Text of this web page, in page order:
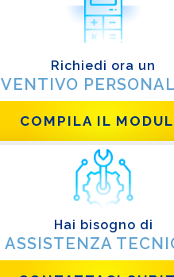
Richiedi ora un
COMPILA IL
Hai bisogno di
ASSISTENZA
EPC
Altro
letto e accetto laPrivacy Policy*